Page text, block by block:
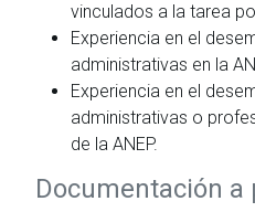
vinculados a la tarea
Experiencia en el
administrativas en la
Experiencia en el
administrativas o
de la ANEP.
Documentación a